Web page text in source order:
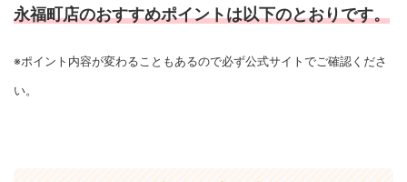
永福町店のおすすめポイントは以下のとおりです。
※ポイント内容が変わることもあるので必ず公式サイトでご確認くださ
い。